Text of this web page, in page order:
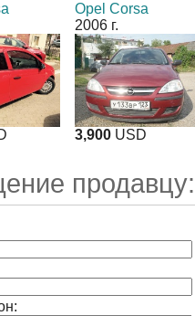
Opel Corsa
2006 г.
3,900 USD